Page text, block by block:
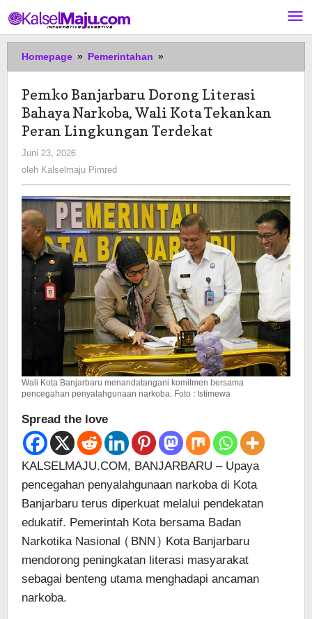
ke
konten
Homepage » Pemerintahan »
Banjarbaru
Literasi
Bahaya
Narkoba,
Peran
Lingkungan
Terdekat
Pemko Banjarbaru Dorong Literasi
Bahaya Narkoba, Wali Kota Tekankan
Peran Lingkungan Terdekat
Juni 23, 2026
Kalselmaju
Pimred
oleh Kalselmaju Pimred
Wali Kota Banjarbaru menandatangani komitmen bersama
pencegahan penyalahgunaan narkoba. Foto : Istimewa
Spread the love
KALSELMAJU.COM, BANJARBARU – Upaya
pencegahan penyalahgunaan narkoba di Kota
Banjarbaru terus diperkuat melalui pendekatan
edukatif. Pemerintah Kota bersama Badan
Narkotika Nasional (BNN) Kota Banjarbaru
mendorong peningkatan literasi masyarakat
sebagai benteng utama menghadapi ancaman
narkoba.